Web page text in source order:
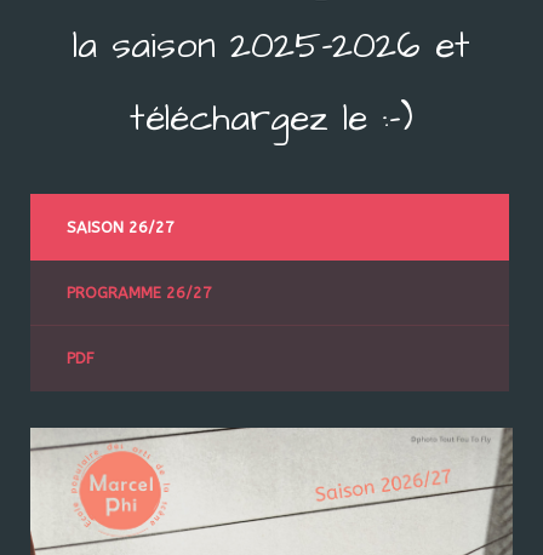
la saison 2025-2026 et
téléchargez le :-)
SAISON 26/27
PROGRAMME 26/27
PDF